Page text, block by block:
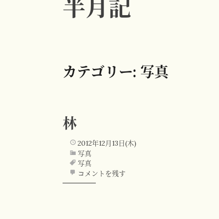
半月記
カテゴリー: 写真
林
2012年12月13日(木)
写真
写真
コメントを残す